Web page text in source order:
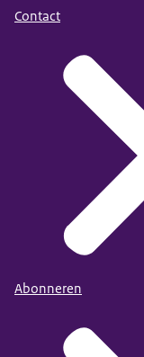
Contact
Abonneren